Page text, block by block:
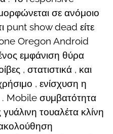
σε ανόμοιο
punt show dead είτε
Oregon Android
εμφάνιση θύρα
, στατιστικά , και
, ενίσχυση η
Mobile συμβατότητα
γυάλινη τουαλέτα κλίνη